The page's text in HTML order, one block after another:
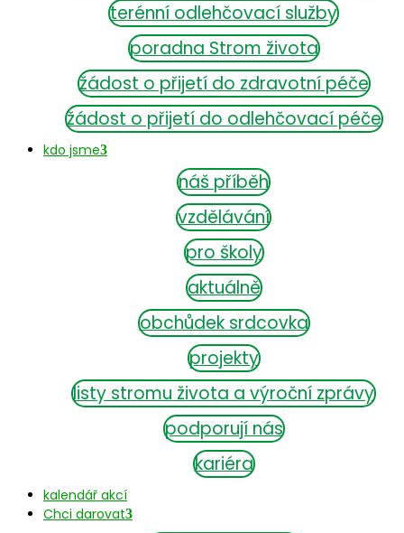
terénní odlehčovací služby
poradna Strom života
žádost o přijetí do zdravotní péče
žádost o přijetí do odlehčovací péče
kdo jsme
náš příběh
vzdělávání
pro školy
aktuálně
obchůdek srdcovka
projekty
listy stromu života a výroční zprávy
podporují nás
kariéra
kalendář akcí
Chci darovat